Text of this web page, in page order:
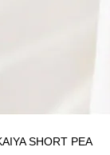
SHORT PEA